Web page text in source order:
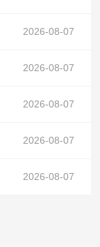
2026-08-07
2026-08-07
风机在正文中）
2026-08-07
2026-08-07
在正文中）
2026-08-07